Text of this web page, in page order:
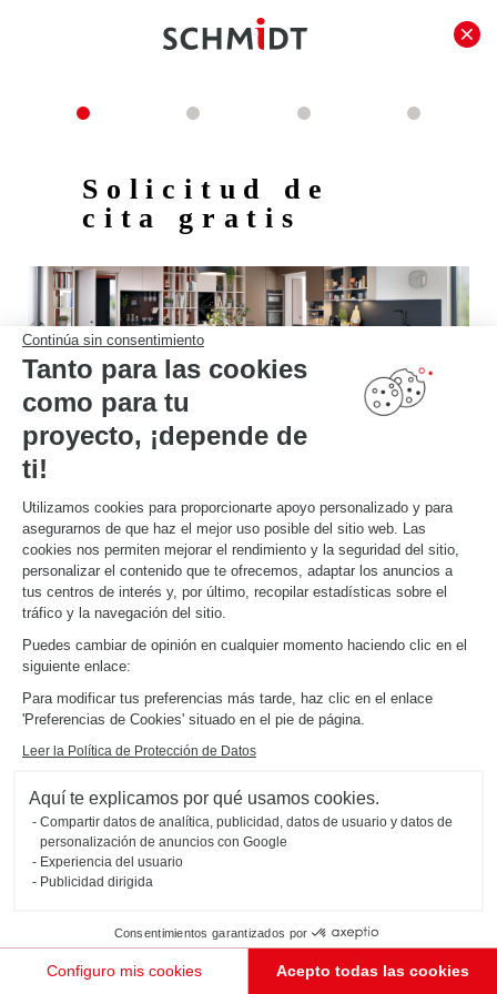
Continúa sin consentimiento
Tanto para las cookies
como para tu
proyecto, ¡depende de
ti!
Utilizamos cookies para proporcionarte apoyo personalizado y para
asegurarnos de que haz el mejor uso posible del sitio web. Las
cookies nos permiten mejorar el rendimiento y la seguridad del sitio,
personalizar el contenido que te ofrecemos, adaptar los anuncios a
tus centros de interés y, por último, recopilar estadísticas sobre el
tráfico y la navegación del sitio.
Puedes cambiar de opinión en cualquier momento haciendo clic en el
siguiente enlace:
Para modificar tus preferencias más tarde, haz clic en el enlace
'Preferencias de Cookies' situado en el pie de página.
Leer la Política de Protección de Datos
Aquí te explicamos por qué usamos cookies.
Compartir datos de analítica, publicidad, datos de usuario y datos de
personalización de anuncios con Google
Experiencia del usuario
Publicidad dirigida
Consentimientos garantizados por
Configuro mis cookies Acepto todas las cookies
Solicitud de
cita gratis
¿Quieres hacer realidad tu proyecto?
Nuestros diseñadores están a tu disposición en más
GEOLOCALIZARME